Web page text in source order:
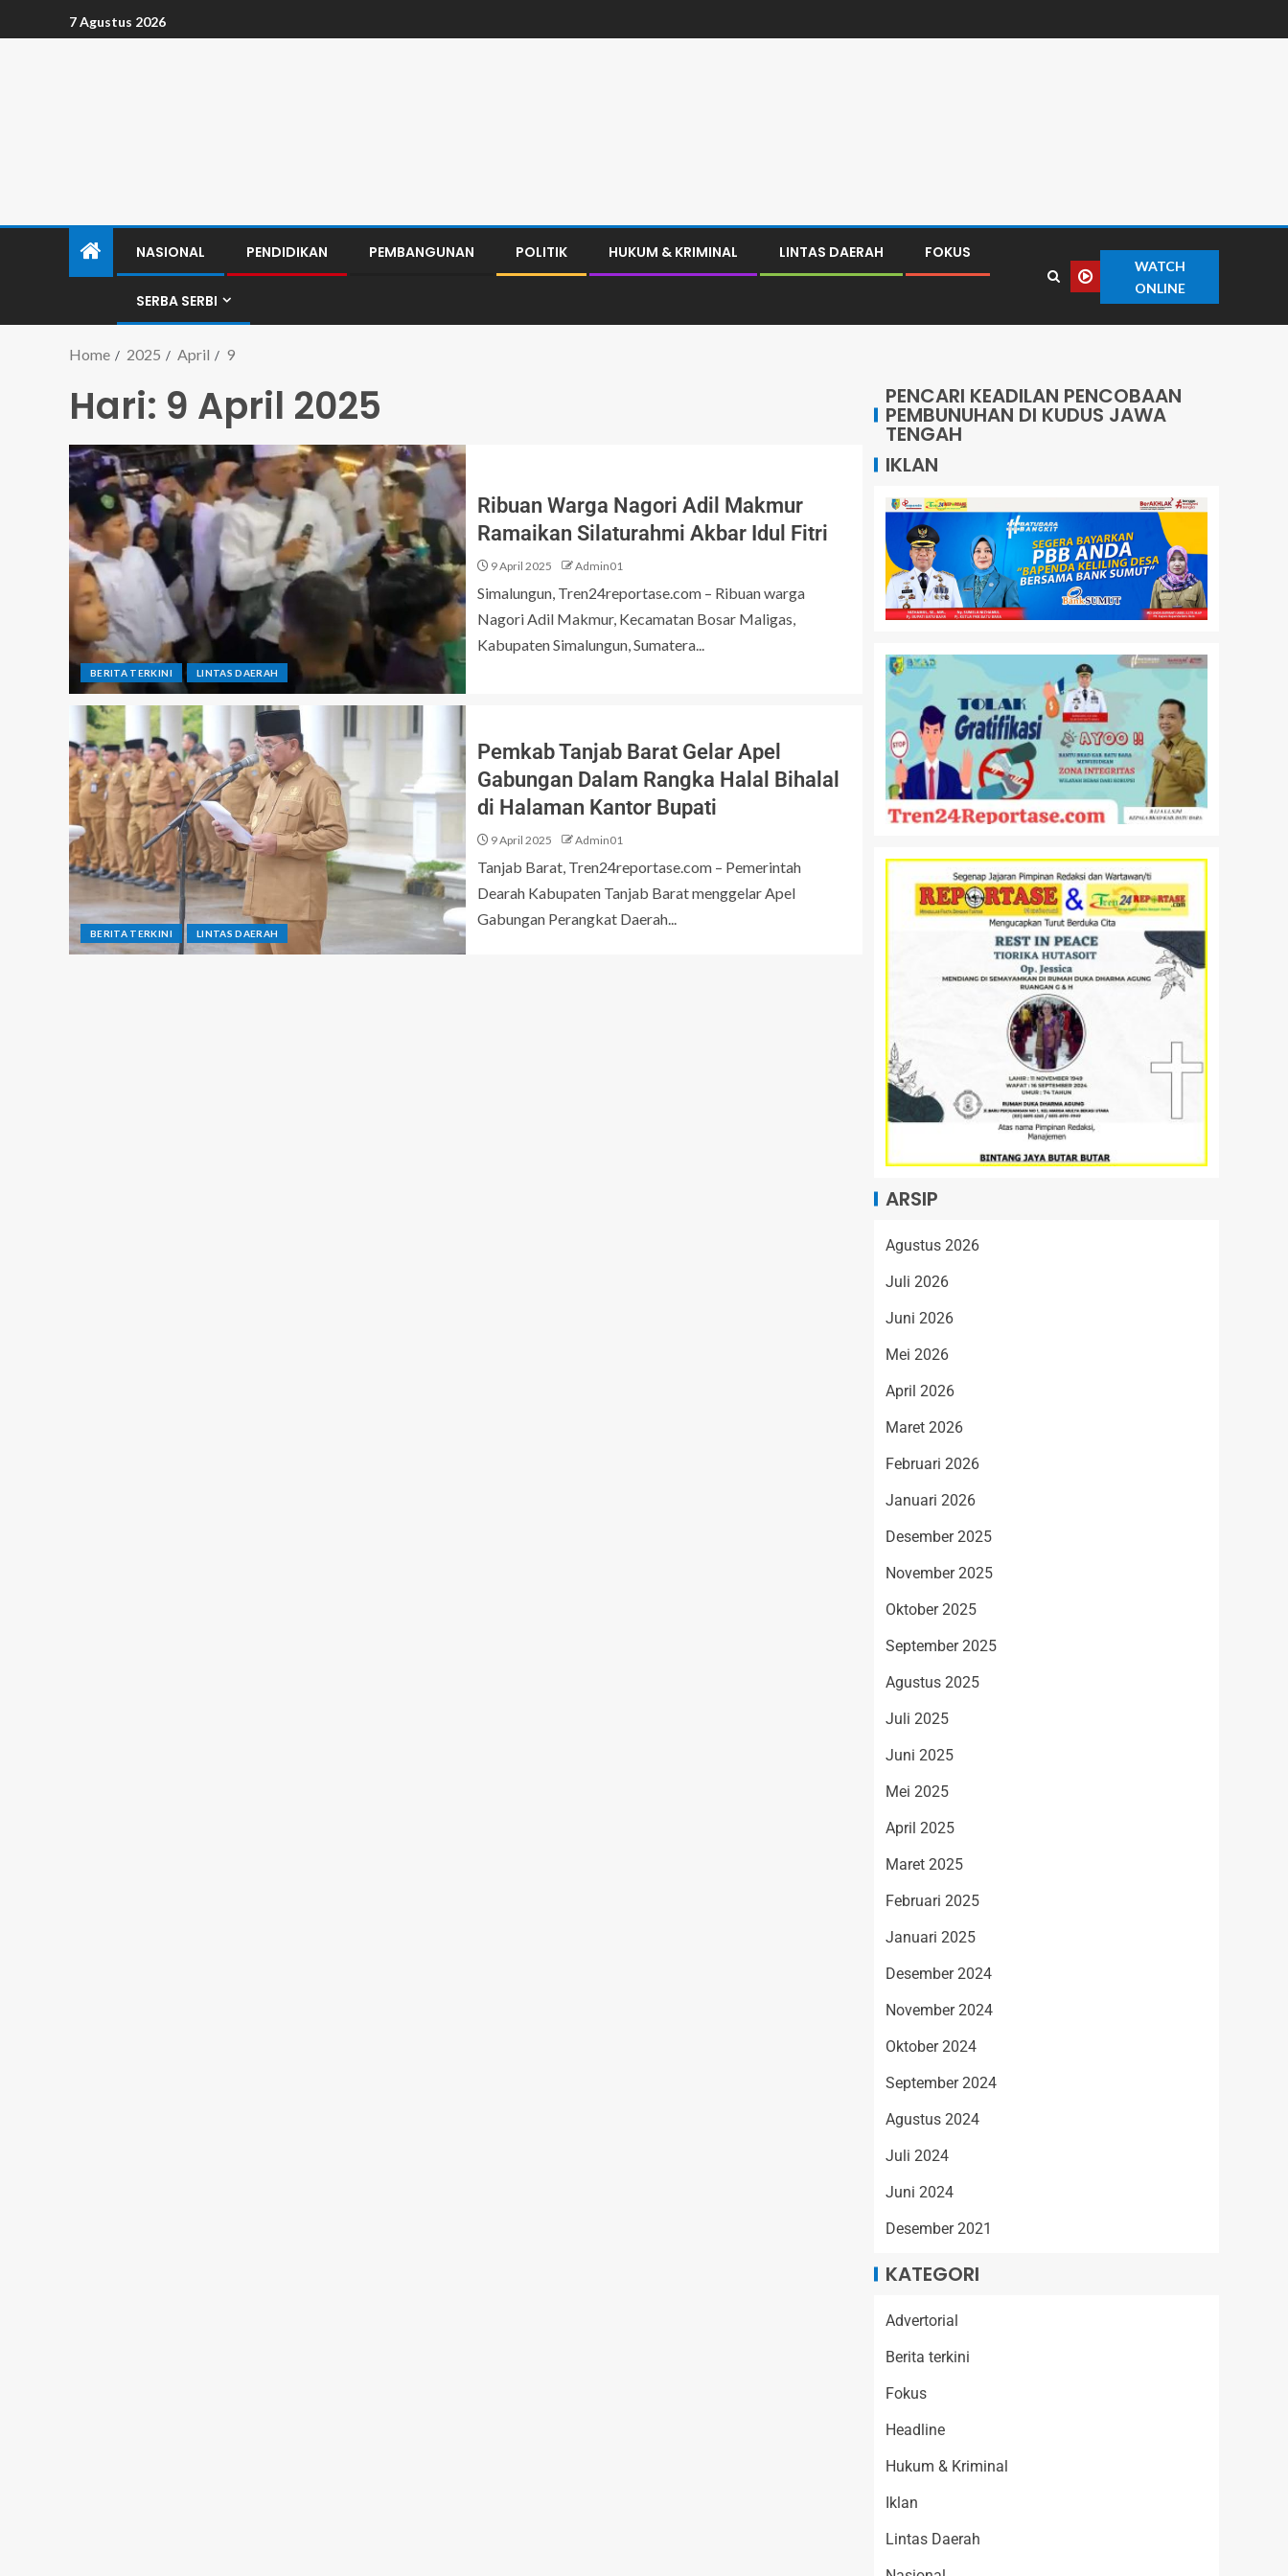
7 Agustus 2026
NASIONAL PENDIDIKAN PEMBANGUNAN POLITIK HUKUM & KRIMINAL LINTAS DAERAH FOKUS
SERBA SERBI
WATCH
ONLINE
Home 2025 April 9
Hari: 9 April 2025
BERITA TERKINI LINTAS DAERAH
Ribuan Warga Nagori Adil Makmur
Ramaikan Silaturahmi Akbar Idul Fitri
9 April 2025 Admin01
Simalungun, Tren24reportase.com – Ribuan warga
Nagori Adil Makmur, Kecamatan Bosar Maligas,
Kabupaten Simalungun, Sumatera...
BERITA TERKINI LINTAS DAERAH
Pemkab Tanjab Barat Gelar Apel
Gabungan Dalam Rangka Halal Bihalal
di Halaman Kantor Bupati
9 April 2025 Admin01
Tanjab Barat, Tren24reportase.com – Pemerintah
Dearah Kabupaten Tanjab Barat menggelar Apel
Gabungan Perangkat Daerah...
PENCARI KEADILAN PENCOBAAN
PEMBUNUHAN DI KUDUS JAWA
TENGAH
IKLAN
ARSIP
Agustus 2026
Juli 2026
Juni 2026
Mei 2026
April 2026
Maret 2026
Februari 2026
Januari 2026
Desember 2025
November 2025
Oktober 2025
September 2025
Agustus 2025
Juli 2025
Juni 2025
Mei 2025
April 2025
Maret 2025
Februari 2025
Januari 2025
Desember 2024
November 2024
Oktober 2024
September 2024
Agustus 2024
Juli 2024
Juni 2024
Desember 2021
KATEGORI
Advertorial
Berita terkini
Fokus
Headline
Hukum & Kriminal
Iklan
Lintas Daerah